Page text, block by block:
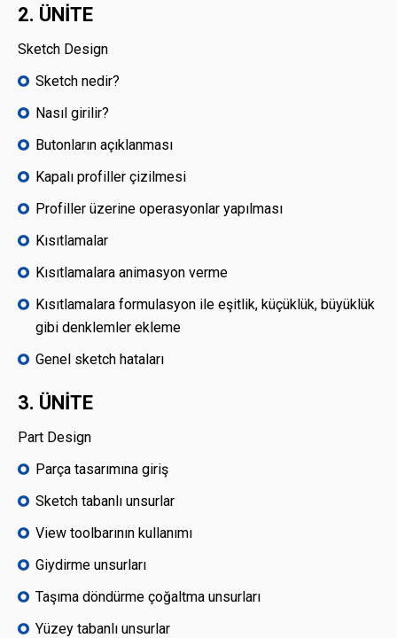
2. ÜNİTE
Sketch Design
Sketch nedir?
Nasıl girilir?
Butonların açıklanması
Kapalı profiller çizilmesi
Profiller üzerine operasyonlar yapılması
Kısıtlamalar
Kısıtlamalara animasyon verme
Kısıtlamalara formulasyon ile eşitlik, küçüklük, büyüklük
gibi denklemler ekleme
Genel sketch hataları
3. ÜNİTE
Part Design
Parça tasarımına giriş
Sketch tabanlı unsurlar
View toolbarının kullanımı
Giydirme unsurları
Taşıma döndürme çoğaltma unsurları
Yüzey tabanlı unsurlar